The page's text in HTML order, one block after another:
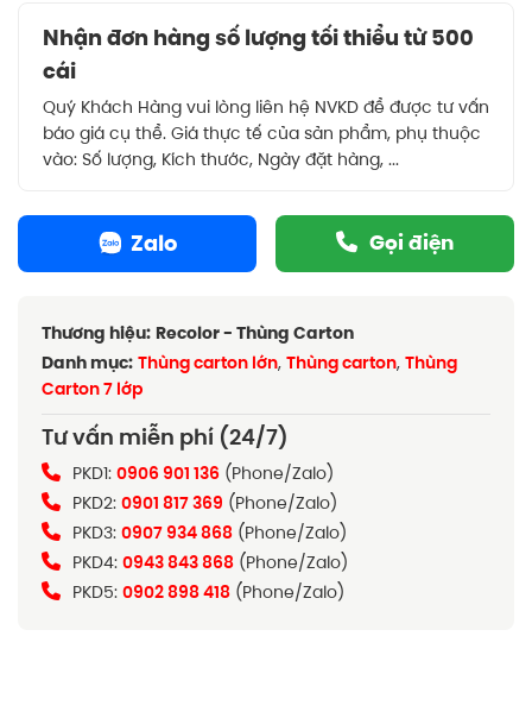
Nhận đơn hàng số lượng tối thiểu từ 500
cái
Quý Khách Hàng vui lòng liên hệ NVKD để được tư vấn
báo giá cụ thể. Giá thực tế của sản phẩm, phụ thuộc
vào: Số lượng, Kích thước, Ngày đặt hàng, ...
Zalo Gọi điện
Thương hiệu: Recolor - Thùng Carton
Danh mục: Thùng carton lớn, Thùng carton, Thùng
Carton 7 lớp
Tư vấn miễn phí (24/7)
PKD1: 0906 901 136 (Phone/Zalo)
PKD2: 0901 817 369 (Phone/Zalo)
PKD3: 0907 934 868 (Phone/Zalo)
PKD4: 0943 843 868 (Phone/Zalo)
PKD5: 0902 898 418 (Phone/Zalo)